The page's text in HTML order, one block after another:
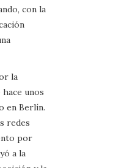
con la
la
unos
en Berlín.
redes
por
a la